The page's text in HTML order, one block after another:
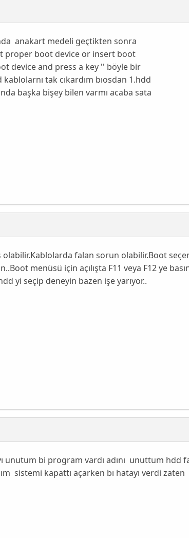
anakart medeli geçtikten sonra
proper boot device or insert boot
device and press a key '' böyle bir
tak cıkardım bıosdan 1.hdd
başka bişey bilen varmı acaba sata
falan sorun olabilir.Boot
menüsü için açılışta F11 veya F12 ye
yi seçip deneyin bazen işe yarıyor..
unutum bi program vardı adını unuttum hdd
sistemi kapattı açarken bı hatayı verdi zaten